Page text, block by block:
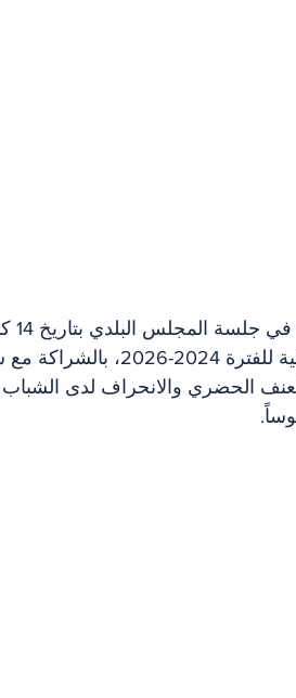
للأمن والرفاهية